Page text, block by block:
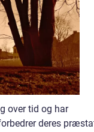
over tid og har
deres